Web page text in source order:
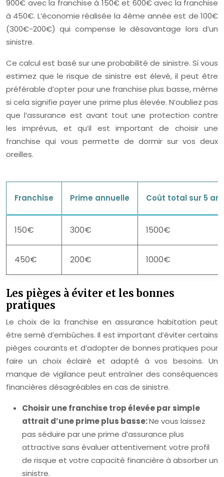
900€ avec la franchise à 150€ et 600€ avec la franchise
à 450€. L’économie réalisée la 4ème année est de 100€
(300€-200€) qui compense le désavantage lors d’un
sinistre.
Ce calcul est basé sur une probabilité de sinistre. Si vous
estimez que le risque de sinistre est élevé, il peut être
préférable d’opter pour une franchise plus basse, même
si cela signifie payer une prime plus élevée. N’oubliez pas
que l’assurance est avant tout une protection contre
les imprévus, et qu’il est important de choisir une
franchise qui vous permette de dormir sur vos deux
oreilles.
Franchise Prime annuelle Coût total sur 5
150€ 300€ 1500€
450€ 200€ 1000€
Les pièges à éviter et les bonnes
pratiques
Le choix de la franchise en assurance habitation peut
être semé d’embûches. Il est important d’éviter certains
pièges courants et d’adopter de bonnes pratiques pour
faire un choix éclairé et adapté à vos besoins. Un
manque de vigilance peut entraîner des conséquences
financières désagréables en cas de sinistre.
Choisir une franchise trop élevée par simple
attrait d’une prime plus basse:Ne vous laissez
pas séduire par une prime d’assurance plus
attractive sans évaluer attentivement votre profil
de risque et votre capacité financière à absorber un
sinistre.